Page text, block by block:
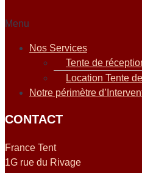
Menu
Nos Services
Tente de
Location Tente
Notre périmètre
CONTACT
France Tent
1G rue du Rivage